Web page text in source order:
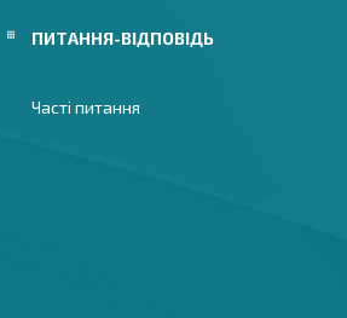
ПИТАННЯ-ВІДПОВІДЬ
Часті питання